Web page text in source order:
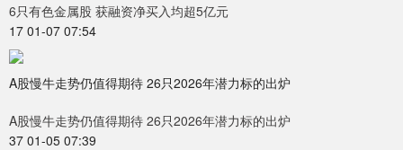
6只有色金属股 获融资净买入均超5亿元
17 01-07 07:54
A股慢牛走势仍值得期待 26只2026年潜力标的出炉
A股慢牛走势仍值得期待 26只2026年潜力标的出炉
37 01-05 07:39